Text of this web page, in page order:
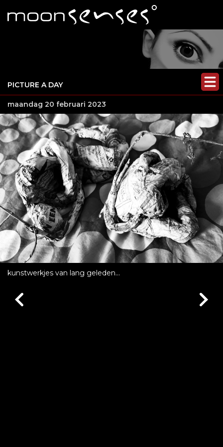
PICTURE A DAY
maandag 20 februari 2023
kunstwerkjes van lang geleden...